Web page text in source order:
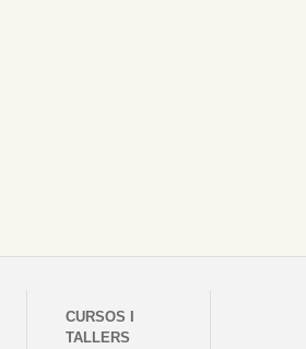
CURSOS I
TALLERS